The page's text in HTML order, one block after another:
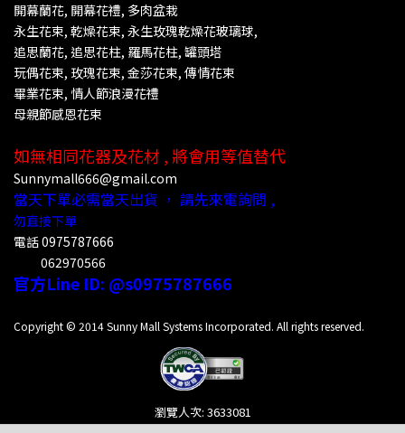
開幕蘭花, 開幕花禮, 多肉盆栽
永生花束, 乾燥花束, 永生玫瑰乾燥花玻璃球,
追思蘭花, 追思花柱, 羅馬花柱, 罐頭塔
玩偶花束, 玫瑰花束, 金莎花束, 傳情花束
畢業花束, 情人節浪漫花禮
母親節感恩花束
如無相同花器及花材 , 將會用等值替代
Sunnymall666@gmail.com
當天下單必需當天出貨 ， 請先來電詢問 ,
勿直接下單
電話0975787666
062970566
官方Line ID: @s0975787666
Copyright © 2014 Sunny Mall Systems Incorporated. All rights reserved.
瀏覽人次: 3633081